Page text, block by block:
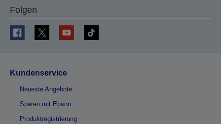
Folgen
Kundenservice
Neueste Angebote
Sparen mit Epson
Produktregistrierung